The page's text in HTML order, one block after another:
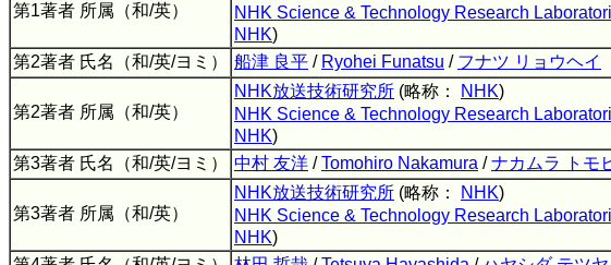
第1著者 所属（和/英）
NHK Science & Technology Research
NHK)
第2著者 氏名（和/英/ヨミ）
船津 良平 / Ryohei Funatsu / フナツ リョウヘイ
第2著者 所属（和/英）
NHK放送技術研究所 (略称： NHK)
NHK Science & Technology Research
NHK)
第3著者 氏名（和/英/ヨミ）
中村 友洋 /Tomohiro Nakamura /ナカムラ トモ
第3著者 所属（和/英）
NHK放送技術研究所 (略称： NHK)
NHK Science & Technology Research
NHK)